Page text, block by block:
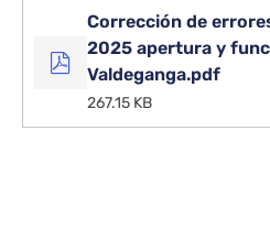
Corrección de
2025 apertura y
Valdeganga.pdf
267.15 KB